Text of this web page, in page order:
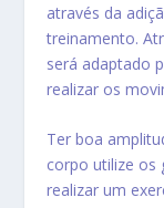
através da
treinamento.
será adaptado
realizar os
Ter boa
corpo utilize os
realizar um